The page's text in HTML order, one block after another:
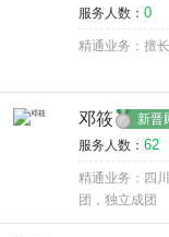
服务人数： 0
精通业务：擅
邓筱 新晋
服务人数： 62
精通业务：四
团，独立成团